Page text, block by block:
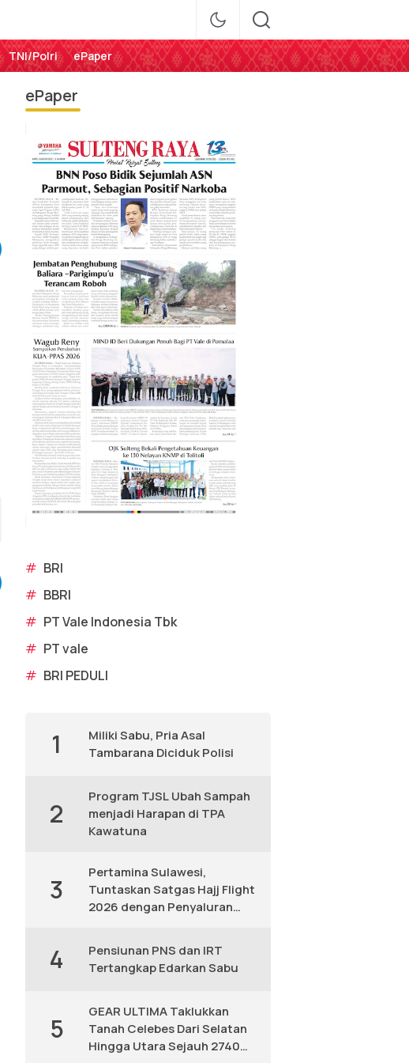
TNI/Polri ePaper
ePaper
# BRI
# BBRI
# PT Vale Indonesia Tbk
# PT vale
# BRI PEDULI
1
Miliki Sabu, Pria Asal
Tambarana Diciduk Polisi
2
Program TJSL Ubah Sampah
menjadi Harapan di TPA
Kawatuna
3
Pertamina Sulawesi,
Tuntaskan Satgas Hajj Flight
2026 dengan Penyaluran
4
Pensiunan PNS dan IRT
Tertangkap Edarkan Sabu
5
GEAR ULTIMA Taklukkan
Tanah Celebes Dari Selatan
Hingga Utara Sejauh 2740